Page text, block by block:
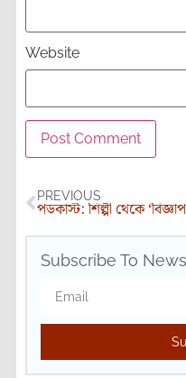
Website
PREVIOUS
Subscribe To